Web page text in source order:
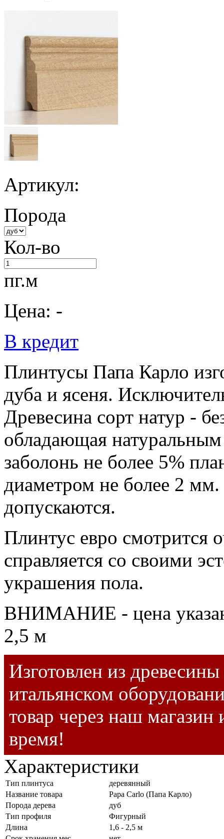
Артикул:
Порода
Кол-во
пг.м
Цена: -
В кредит
Плинтусы Папа Карло
дуба и ясеня.
Древесина сорт натур -
обладающая
заболонь не более 5%
диаметром не более 2
допускаются.
Плинтус евро смотрится
справляется со своими
украшения пола.
ВНИМАНИЕ - цена
2,5 м
Изготовлен из
итальянском
товар через наш
время!
Характеристики
Тип плинтуса
деревянный
Название товара
Papa Carlo (Папа Карло)
Порода дерева
дуб
Тип профиля
Фигурный
Длина
1,6 - 2,5 м